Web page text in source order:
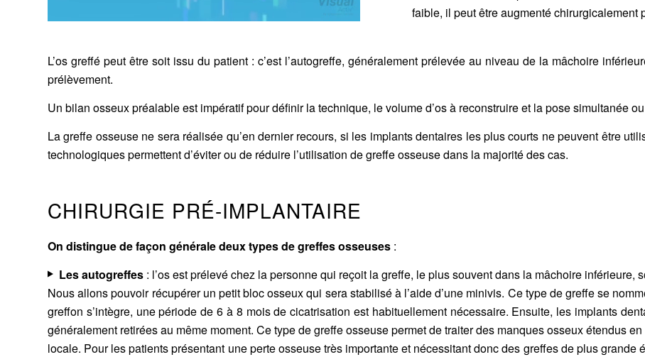
faible, il peut être augmenté
L’os greffé peut être soit issu du patient : c’est l’autogreffe, généralement prélevée au niveau de la mâchoire
prélèvement.
Un bilan osseux préalable est impératif pour définir la technique, le volume d’os à reconstruire et la pose simultanée
La greffe osseuse ne sera réalisée qu’en dernier recours, si les implants dentaires les plus courts ne peuvent être
technologiques permettent d’éviter ou de réduire l’utilisation de greffe osseuse dans la majorité des cas.
CHIRURGIE PRÉ-IMPLANTAIRE
On distingue de façon générale deux types de greffes osseuses :
Les autogreffes : l’os est prélevé chez la personne qui reçoit la greffe, le plus souvent dans la mâchoire inférieure,
Nous allons pouvoir récupérer un petit bloc osseux qui sera stabilisé à l’aide d’une minivis. Ce type de greffe se
greffon s’intègre, une période de 6 à 8 mois de cicatrisation est habituellement nécessaire. Ensuite, les implants
généralement retirées au même moment. Ce type de greffe osseuse permet de traiter des manques osseux étendus
locale. Pour les patients présentant une perte osseuse très importante et nécessitant donc des greffes de plus grande